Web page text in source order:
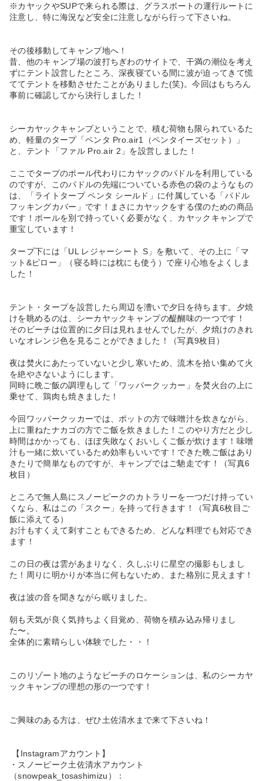
※カヤックやSUPで来られる際は、グラスボートの運行ルートに
注意し、特に海況など安全に注意しながら行って下さいね。
その後移動してキャンプ地へ！
昔、他のキャンプ場の波打ちぎわのサイトで、干満の潮位を考え
ずにテント設営したところ、深夜寝ている間に波が迫ってきて慌
ててテントを移動させたことがありました(笑)。今回はもちろん
事前に確認してから決行しました！
シーカヤックキャンプということで、積む荷物も限られているた
め、軽量のタープ「ペンタ Pro.air1（ペンタイーズセット）」
と、テント「ファル Pro.air 2」を設営しました！
ここでタープのポール代わりにカヤックのパドルを利用している
のですが、このパドルの先端についている赤色の袋のようなもの
は、「ライトタープ ペンタ シールド」に付属している「パドル
フッキングカバー」です！まさにカヤックをする僕のための商品
です！ポールを別で持っていく必要がなく、カヤックキャンプで
重宝しています！
タープ下には「UL レジャーシート S」を敷いて、その上に「マ
ット&ピロー」（寝る時には枕にも使う）で座り心地をよくしま
した！
テント・タープを設営したら周辺を漕いで夕日を待ちます。夕焼
けを眺めるのは、シーカヤックキャンプの醍醐味の一つです！
そのビーチは位置的に夕日は見れませんでしたが、夕焼けのきれ
いなオレンジ色を見ることができました！（写真9枚目）
夜は焚火にあたっていないと少し寒いため、流木を拾い集めて火
を絶やさないようにします。
同時に晩ご飯の調理もして「ワッパークッカー」を焚火台の上に
乗せて、鶏肉も焼きました！
今回ワッパークッカーでは、ポットの方で味噌汁を炊きながら、
上に重ねたナカゴの方でご飯を炊きました！このやり方だと少し
時間はかかっても、ほぼ失敗なくおいしくご飯が炊けます！味噌
汁も一緒に炊いているため効率もいいです！できた晩ご飯はあり
きたりで簡単なものですが、キャンプではご馳走です！（写真6
枚目）
ところで無人島にスノーピークのカトラリーを一つだけ持ってい
くなら、私はこの「スクー」を持って行きます！（写真6枚目ご
飯に添えてる）
お汁もすくえて刺すこともできるため、どんな料理でも対応でき
ます！
この日の夜は雲があまりなく、久しぶりに星空の撮影もしまし
た！周りに明かりが本当に何もないため、また格別に見えます！
夜は波の音を聞きながら眠りました。
朝も天気が良く気持ちよく目覚め、荷物を積み込み帰りまし
た〜。
全体的に素晴らしい体験でした・・！
このリゾート地のようなビーチのロケーションは、私のシーカヤ
ックキャンプの理想の形の一つです！
ご興味のある方は、ぜひ土佐清水まで来て下さいね！
【Instagramアカウント】
・スノーピーク土佐清水アカウント
（snowpeak_tosashimizu）：